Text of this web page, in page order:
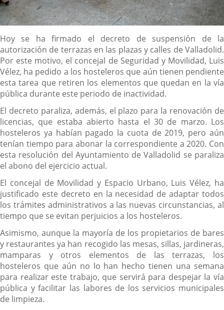
Descripción
Hoy se ha firmado el decreto de suspensión de la
autorización de terrazas en las plazas y calles de Valladolid.
Por este motivo, el concejal de Seguridad y Movilidad, Luis
Vélez, ha pedido a los hosteleros que aún tienen pendiente
esta tarea que retiren los elementos que quedan en la vía
pública durante este periodo de inactividad.
El decreto paraliza, además, el plazo para la renovación de
licencias, que estaba abierto hasta el 30 de marzo. Los
hosteleros ya habían pagado la cuota de 2019, pero aún
tenían tiempo para abonar la correspondiente a 2020. Con
esta resolución del Ayuntamiento de Valladolid se paraliza
el abono del ejercicio actual.
El concejal de Movilidad y Espacio Urbano, Luis Vélez, ha
justificado este decreto en la necesidad de adaptar todos
los trámites administrativos a las nuevas circunstancias, al
tiempo que se evitan perjuicios a los hosteleros.
Asimismo, aunque la mayoría de los propietarios de bares
y restaurantes ya han recogido las mesas, sillas, jardineras,
mamparas y otros elementos de las terrazas, los
hosteleros que aún no lo han hecho tienen una semana
para realizar este trabajo, que servirá para despejar la vía
pública y facilitar las labores de los servicios municipales
de limpieza.